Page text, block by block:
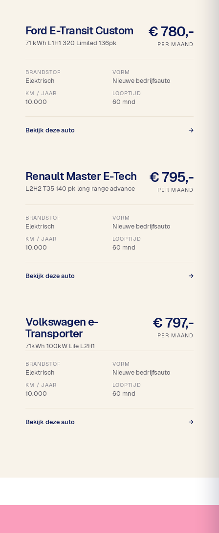
18% bijtelling
Ford E-Transit Custom
71 kWh L1H1 320 Limited 136pk
€ 780,-
PER MAAND
BRANDSTOF
Elektrisch
VORM
Nieuwe bedrijfsauto
KM / JAAR
10.000
LOOPTIJD
60 mnd
Bekijk deze auto →
18% bijtelling
Renault Master E-Tech
L2H2 T35 140 pk long range advance
€ 795,-
PER MAAND
BRANDSTOF
Elektrisch
VORM
Nieuwe bedrijfsauto
KM / JAAR
10.000
LOOPTIJD
60 mnd
Bekijk deze auto →
18% bijtelling
Volkswagen e-
Transporter
71kWh 100kW Life L2H1
€ 797,-
PER MAAND
BRANDSTOF
Elektrisch
VORM
Nieuwe bedrijfsauto
KM / JAAR
10.000
LOOPTIJD
60 mnd
Bekijk deze auto →